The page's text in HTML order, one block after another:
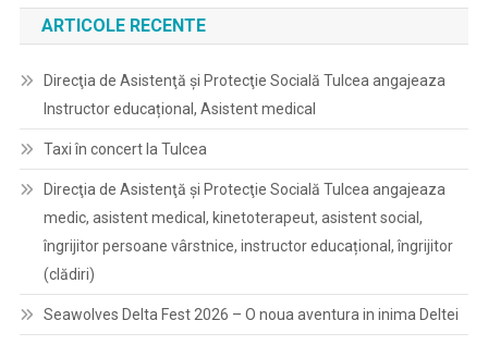
ARTICOLE RECENTE
Direcţia de Asistenţă şi Protecţie Socială Tulcea angajeaza
Instructor educațional, Asistent medical
Taxi în concert la Tulcea
Direcţia de Asistenţă şi Protecţie Socială Tulcea angajeaza
medic, asistent medical, kinetoterapeut, asistent social,
îngrijitor persoane vârstnice, instructor educațional, îngrijitor
(clădiri)
Seawolves Delta Fest 2026 – O noua aventura in inima Deltei